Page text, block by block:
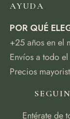
AYUDA
POR QUÉ
+25 años en el
Envíos a todo
Precios
Entérate de